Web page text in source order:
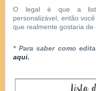
O legal é que a
personalizável, então
que realmente gostaria de
* Para saber como
aqui.